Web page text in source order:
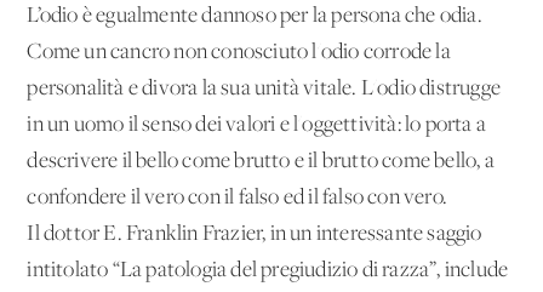
L’odio è egualmente dannoso per la persona che odia.
Come un cancro non conosciuto l'odio corrode la
personalità e divora la sua unità vitale. L'odio distrugge
in un uomo il senso dei valori e l'oggettività: lo porta a
descrivere il bello come brutto e il brutto come bello, a
confondere il vero con il falso ed il falso con vero.
Il dottor E. Franklin Frazier, in un interessante saggio
intitolato “La patologia del pregiudizio di razza”, include